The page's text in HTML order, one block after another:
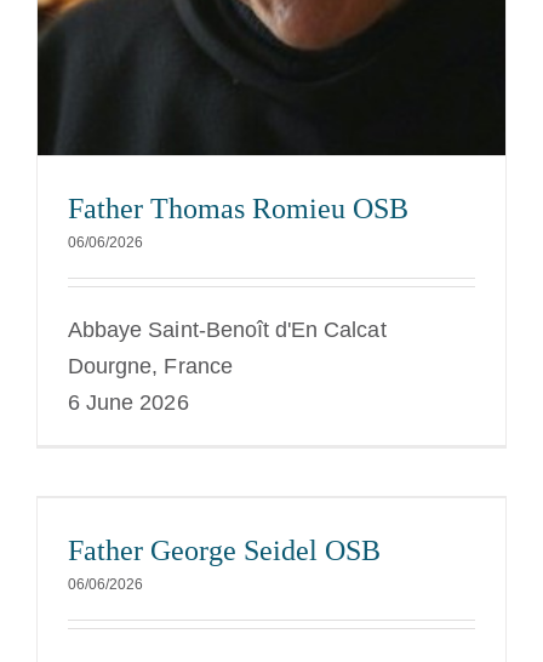
Father Thomas Romieu OSB
06/06/2026
Abbaye Saint-Benoît d'En Calcat
Dourgne, France
6 June 2026
Father George Seidel OSB
06/06/2026